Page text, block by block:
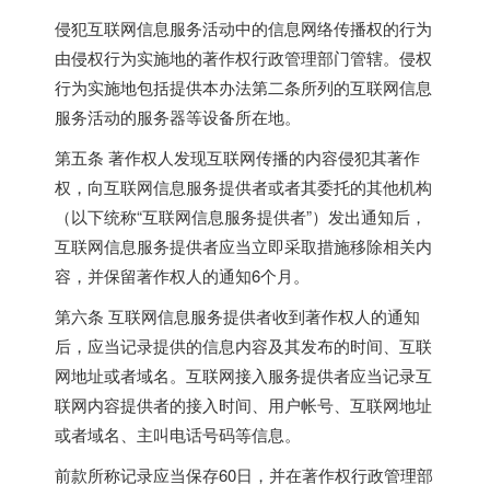
侵犯互联网信息服务活动中的信息网络传播权的行为
由侵权行为实施地的著作权行政管理部门管辖。侵权
行为实施地包括提供本办法第二条所列的互联网信息
服务活动的服务器等设备所在地。
第五条 著作权人发现互联网传播的内容侵犯其著作
权，向互联网信息服务提供者或者其委托的其他机构
（以下统称“互联网信息服务提供者”）发出通知后，
互联网信息服务提供者应当立即采取措施移除相关内
容，并保留著作权人的通知6个月。
第六条 互联网信息服务提供者收到著作权人的通知
后，应当记录提供的信息内容及其发布的时间、互联
网地址或者域名。互联网接入服务提供者应当记录互
联网内容提供者的接入时间、用户帐号、互联网地址
或者域名、主叫电话号码等信息。
前款所称记录应当保存60日，并在著作权行政管理部